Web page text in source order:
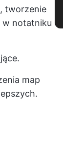
tworzenie
w notatniku
map